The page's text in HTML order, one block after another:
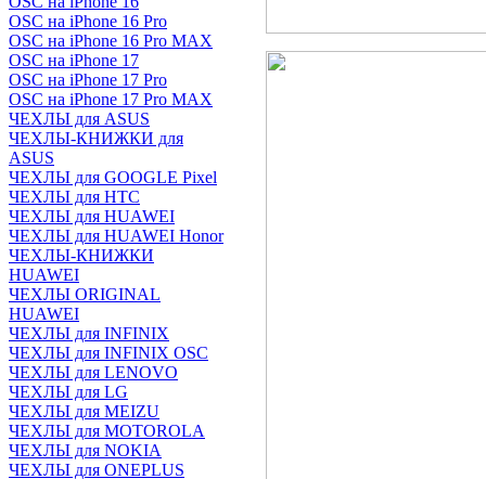
OSC на iPhone 16 Pro
OSC на iPhone 16 Pro MAX
OSC на iPhone 17
OSC на iPhone 17 Pro
OSC на iPhone 17 Pro MAX
ЧЕХЛЫ для ASUS
ЧЕХЛЫ-КНИЖКИ для
ASUS
ЧЕХЛЫ для GOOGLE Pixel
ЧЕХЛЫ для HTC
ЧЕХЛЫ для HUAWEI
ЧЕХЛЫ для HUAWEI Honor
ЧЕХЛЫ-КНИЖКИ
HUAWEI
ЧЕХЛЫ ORIGINAL
HUAWEI
ЧЕХЛЫ для INFINIX
ЧЕХЛЫ для INFINIX OSC
ЧЕХЛЫ для LENOVO
ЧЕХЛЫ для LG
ЧЕХЛЫ для MEIZU
ЧЕХЛЫ для MOTOROLA
ЧЕХЛЫ для NOKIA
ЧЕХЛЫ для ONEPLUS